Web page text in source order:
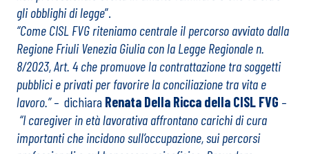
gli obblighi di legge”.
“Come CISL FVG riteniamo centrale il percorso avviato dalla
Regione Friuli Venezia Giulia con la Legge Regionale n.
8/2023, Art. 4 che promuove la contrattazione tra soggetti
pubblici e privati per favorire la conciliazione tra vita e
lavoro.” – dichiara Renata Della Ricca della CISL FVG –
“I caregiver in età lavorativa affrontano carichi di cura
importanti che incidono sull’occupazione, sui percorsi